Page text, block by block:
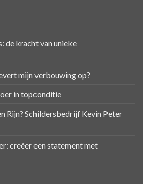
de kracht van unieke
mijn verbouwing op?
in topconditie
Rijn? Schildersbedrijf Kevin Peter
creëer een statement met